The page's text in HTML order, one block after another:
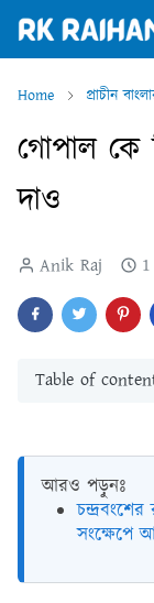
Home প্রাচীন
গোপাল কে
দাও
Anik Raj
Table of
আরও পড়ুনঃ
চন্দ্রবংশের
সংক্ষেপে